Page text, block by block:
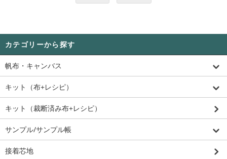
カテゴリーから探す
帆布・キャンバス
キット（布+レシピ）
キット（裁断済み布+レシピ）
サンプル/サンプル帳
接着芯地